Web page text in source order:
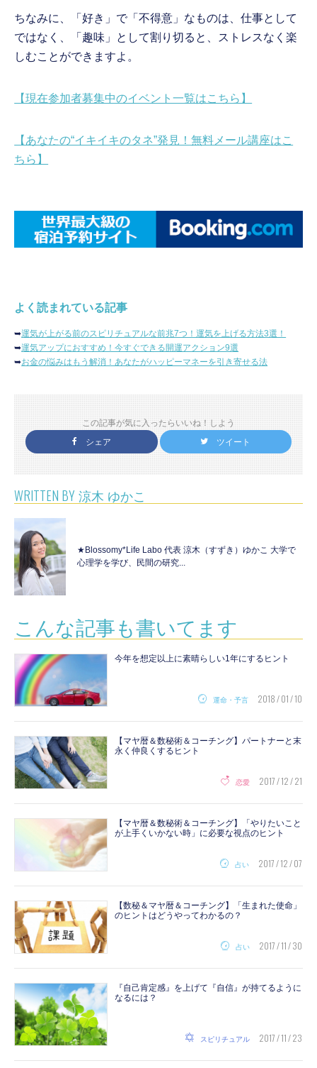
ちなみに、「好き」で「不得意」なものは、仕事として
ではなく、「趣味」として割り切ると、ストレスなく楽
しむことができますよ。
【現在参加者募集中のイベント一覧はこちら】
【あなたの“イキイキのタネ”発見！無料メール講座はこ
ちら】
よく読まれている記事
➥運気が上がる前のスピリチュアルな前兆7つ！運気を上げる方法3選！
➥運気アップにおすすめ！今すぐできる開運アクション9選
➥お金の悩みはもう解消！あなたがハッピーマネーを引き寄せる法
この記事が気に入ったらいいね！しよう
シェア
ツイート
WRITTEN BY 涼木 ゆかこ
★Blossomy*Life Labo 代表 涼木（すずき）ゆかこ 大学で
心理学を学び、民間の研究...
こんな記事も書いてます
今年を想定以上に素晴らしい1年にするヒント
運命・予言 2018 / 01 / 10
【マヤ暦＆数秘術＆コーチング】パートナーと末
永く仲良くするヒント
恋愛 2017 / 12 / 21
【マヤ暦＆数秘術＆コーチング】「やりたいこと
が上手くいかない時」に必要な視点のヒント
占い 2017 / 12 / 07
【数秘＆マヤ暦＆コーチング】「生まれた使命」
のヒントはどうやってわかるの？
占い 2017 / 11 / 30
『自己肯定感』を上げて『自信』が持てるように
なるには？
スピリチュアル 2017 / 11 / 23